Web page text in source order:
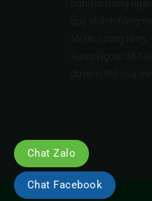
Chat Zalo
Chat Facebook